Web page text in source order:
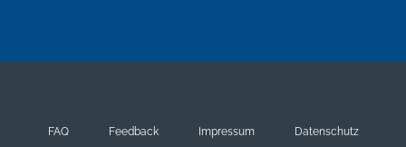
FAQ Feedback Impressum Datenschutz